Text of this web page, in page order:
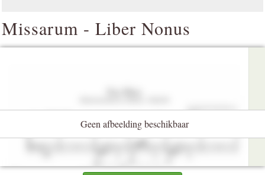
Missarum - Liber Nonus
Geen afbeelding beschikbaar